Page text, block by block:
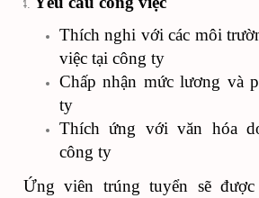
Thích nghi với các môi
việc tại công ty
Chấp nhận mức lương và
ty
Thích ứng với văn hóa
công ty
Ứng viên trúng tuyển sẽ